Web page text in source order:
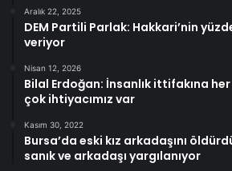
Aralık 22, 2025
DEM Partili Parlak: Hakkari’nin
veriyor
Nisan 12, 2026
Bilal Erdoğan: İnsanlık ittifakına
çok ihtiyacımız var
Kasım 30, 2022
Bursa’da eski kız arkadaşını
sanık ve arkadaşı yargılanıyor